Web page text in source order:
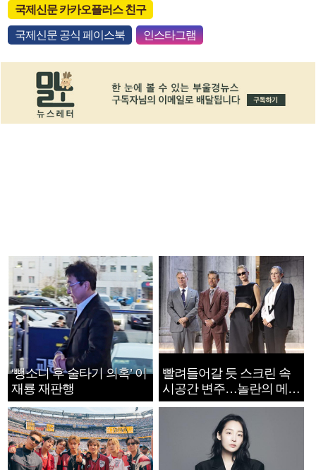
국제신문 카카오플러스 친구
국제신문 공식 페이스북 인스타그램
‘뺑소니 후 술타기 의혹’ 이
재룡 재판행
빨려들어갈 듯 스크린 속
시공간 변주…놀란의 메시
지는 ‘전쟁 속죄’